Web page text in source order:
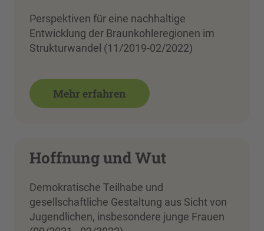
Perspektiven für eine nachhaltige
Entwicklung der Braunkohleregionen im
Strukturwandel (11/2019-02/2022)
Mehr erfahren
Hoffnung und Wut
Demokratische Teilhabe und
gesellschaftliche Gestaltung aus Sicht von
Jugendlichen, insbesondere junge Frauen